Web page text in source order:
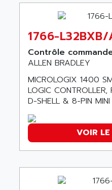
SMC50
SMC600
SMC25 et SMC 35
SMC 50 / SMC
SMC 600
SMC50 / SMC600
SMC 25 et SMC 35
SMC25
SMC
PB80
PB400
WS SERIES
ABS SYSTEM
ABUS
ABUS ELECTRONIC
AC AUTOMATION
AC SMARTMOTION
ACBEL
ACCESS
1766-L32BXB/
Contrôle
ALLEN BRADLEY
MICROLOGIX 1400
LOGIC
D-SHELL & 8-PIN MINI
VOIR